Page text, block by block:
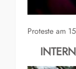
Proteste am